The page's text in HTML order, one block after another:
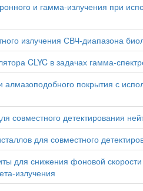
и гамма-излучения при
излучения СВЧ-диапазона
CLYC в задачах гамма-
покрытия с
совместного детектирования
для совместного
для снижения фоновой
излучения